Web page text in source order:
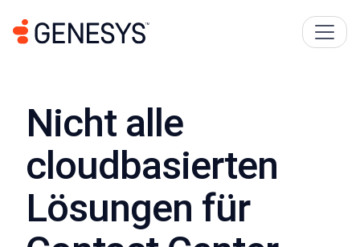
Nicht alle
cloudbasierten
Lösungen für